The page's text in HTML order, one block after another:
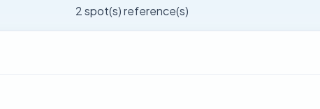
2 spot(s) reference(s)